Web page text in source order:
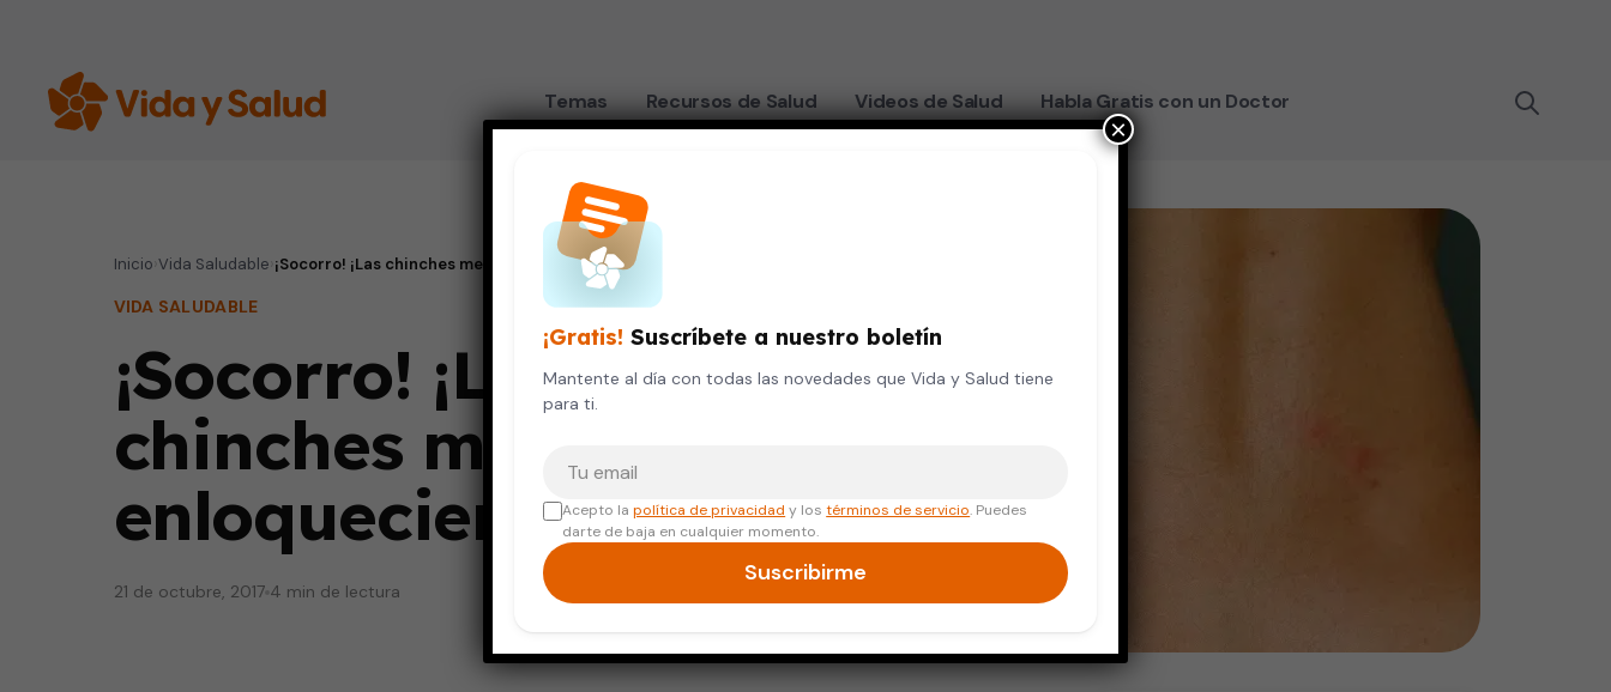
Temas Recursos de Salud Videos de Salud Habla Gratis con un Doctor
Inicio Vida Saludable ¡Socorro! ¡Las chinches me están enloqueciendo!
VIDA SALUDABLE
¡Socorro! ¡Las
chinches me están
enloqueciendo!
21 de octubre, 2017 4 min de lectura
¡Gratis! Suscríbete a nuestro boletín
Mantente al día con todas las novedades que Vida y Salud tiene
para ti.
Acepto lapolítica de privacidad y lostérminos de servicio. Puedes
darte de baja en cualquier momento.
Suscribirme
×